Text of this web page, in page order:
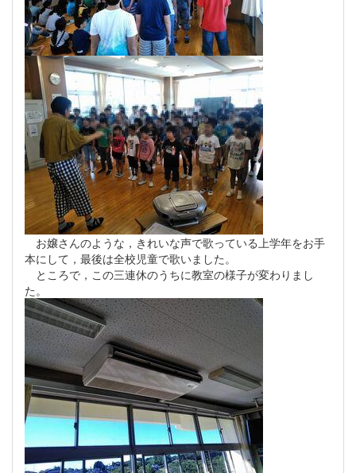
お嬢さんのような，きれいな声で歌っている上学年をお手
本にして，最後は全校児童で歌いました。
ところで，この三連休のうちに教室の様子が変わりまし
た。